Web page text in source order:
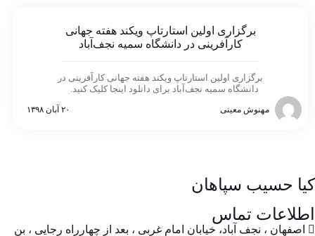
برگزاری اولین استارتاپ ویکند هفته جهانی
کارآفرینی در دانشگاه سمیه نجف‌آباد
برگزاری اولین استارتاپ ویکند هفته جهانی کارآفرینی در
دانشگاه سمیه نجف‌آباد برای دانلود اینجا کلیک کنید.
مهنوش معینی
کیا حسیب سپاهان
اطلاعات تماس
اصفهان ، نجف آباد، خیابان امام غربی ، بعد از چهارراه رجایی ، بن